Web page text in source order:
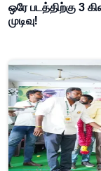
ஒரே படத்திற்கு 3
முடிவு!